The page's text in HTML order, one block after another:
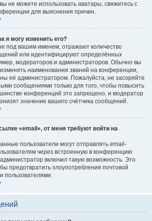
не можете использовать аватары, свяжитесь с
для выяснения причин.
я могу изменить его?
под вашим именем, отражают количество
или идентифицируют определённых
модераторов и администраторов. Обычно вы
наименования званий на конференции,
её администратором. Пожалуйста, не засоряйте
сообщениями только для того, чтобы повысить
конференций это запрещено, и модератор
значение вашего счётчика сообщений.
«email», от меня требуют войти на
пользователи могут отправлять email-
через встроенную в конференцию
включил такую возможность. Это
предотвратить злоупотребления почтовой
пользователями.